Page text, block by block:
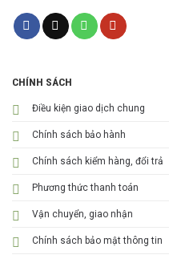
CHÍNH SÁCH
Điều kiện giao dịch chung
Chính sách bảo hành
Chính sách kiểm hàng, đổi trả
Phương thức thanh toán
Vận chuyển, giao nhận
Chính sách bảo mật thông tin